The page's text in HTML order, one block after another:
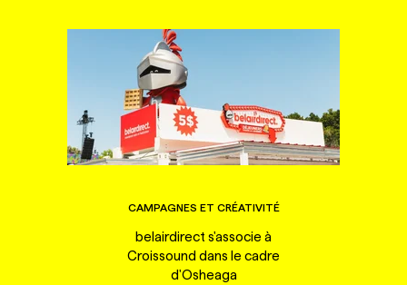
CAMPAGNES ET CRÉATIVITÉ
belairdirect s'associe à
Croissound dans le cadre
d'Osheaga